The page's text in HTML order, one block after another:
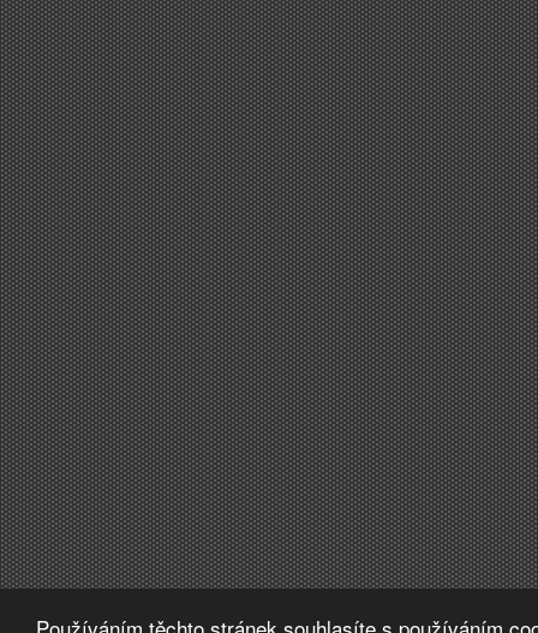
Používáním těchto stránek souhlasíte s používáním